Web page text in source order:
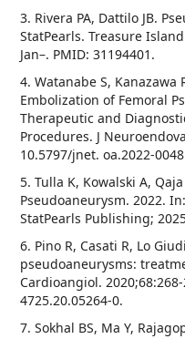
3. Rivera PA, Dattilo JB.
StatPearls. Treasure
Jan–. PMID: 31194401.
4. Watanabe S, Kanazawa
Embolization of Femoral
Therapeutic and
Procedures. J
10.5797/jnet. oa.2022-
5. Tulla K, Kowalski A,
Pseudoaneurysm. 2022.
StatPearls Publishing;
6. Pino R, Casati R, Lo
pseudoaneurysms:
Cardioangiol.
4725.20.05264-0.
7. Sokhal BS, Ma Y,